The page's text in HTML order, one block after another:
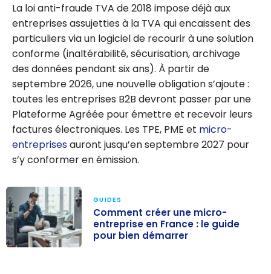
La loi anti-fraude TVA de 2018 impose déjà aux
entreprises assujetties à la TVA qui encaissent des
particuliers via un logiciel de recourir à une solution
conforme (inaltérabilité, sécurisation, archivage
des données pendant six ans). À partir de
septembre 2026, une nouvelle obligation s’ajoute :
toutes les entreprises B2B devront passer par une
Plateforme Agréée pour émettre et recevoir leurs
factures électroniques. Les TPE, PME et micro-
entreprisesauront jusqu’en septembre 2027 pour
s’y conformer en émission.
GUIDES
Comment créer une micro-
entreprise en France : le guide
pour bien démarrer